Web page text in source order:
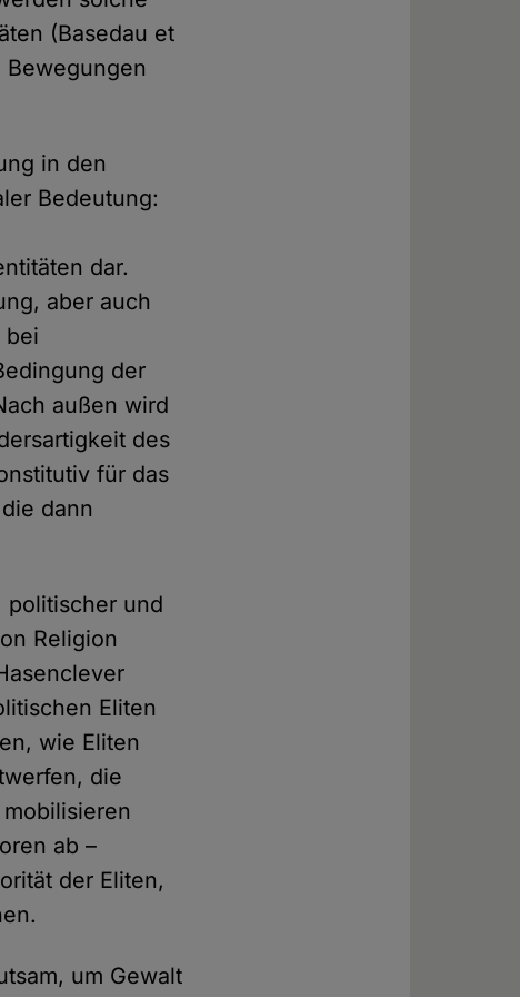
(Basedau et
Bewegungen
in den
Bedeutung:
dar.
aber auch
bei
der
außen wird
des
für das
dann
politischer und
Religion
Eliten
wie Eliten
die
ab –
der Eliten,
um Gewalt